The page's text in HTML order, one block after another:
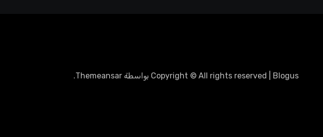
Copyright © All rights reserved Blogus بواسطة Themeansar
.